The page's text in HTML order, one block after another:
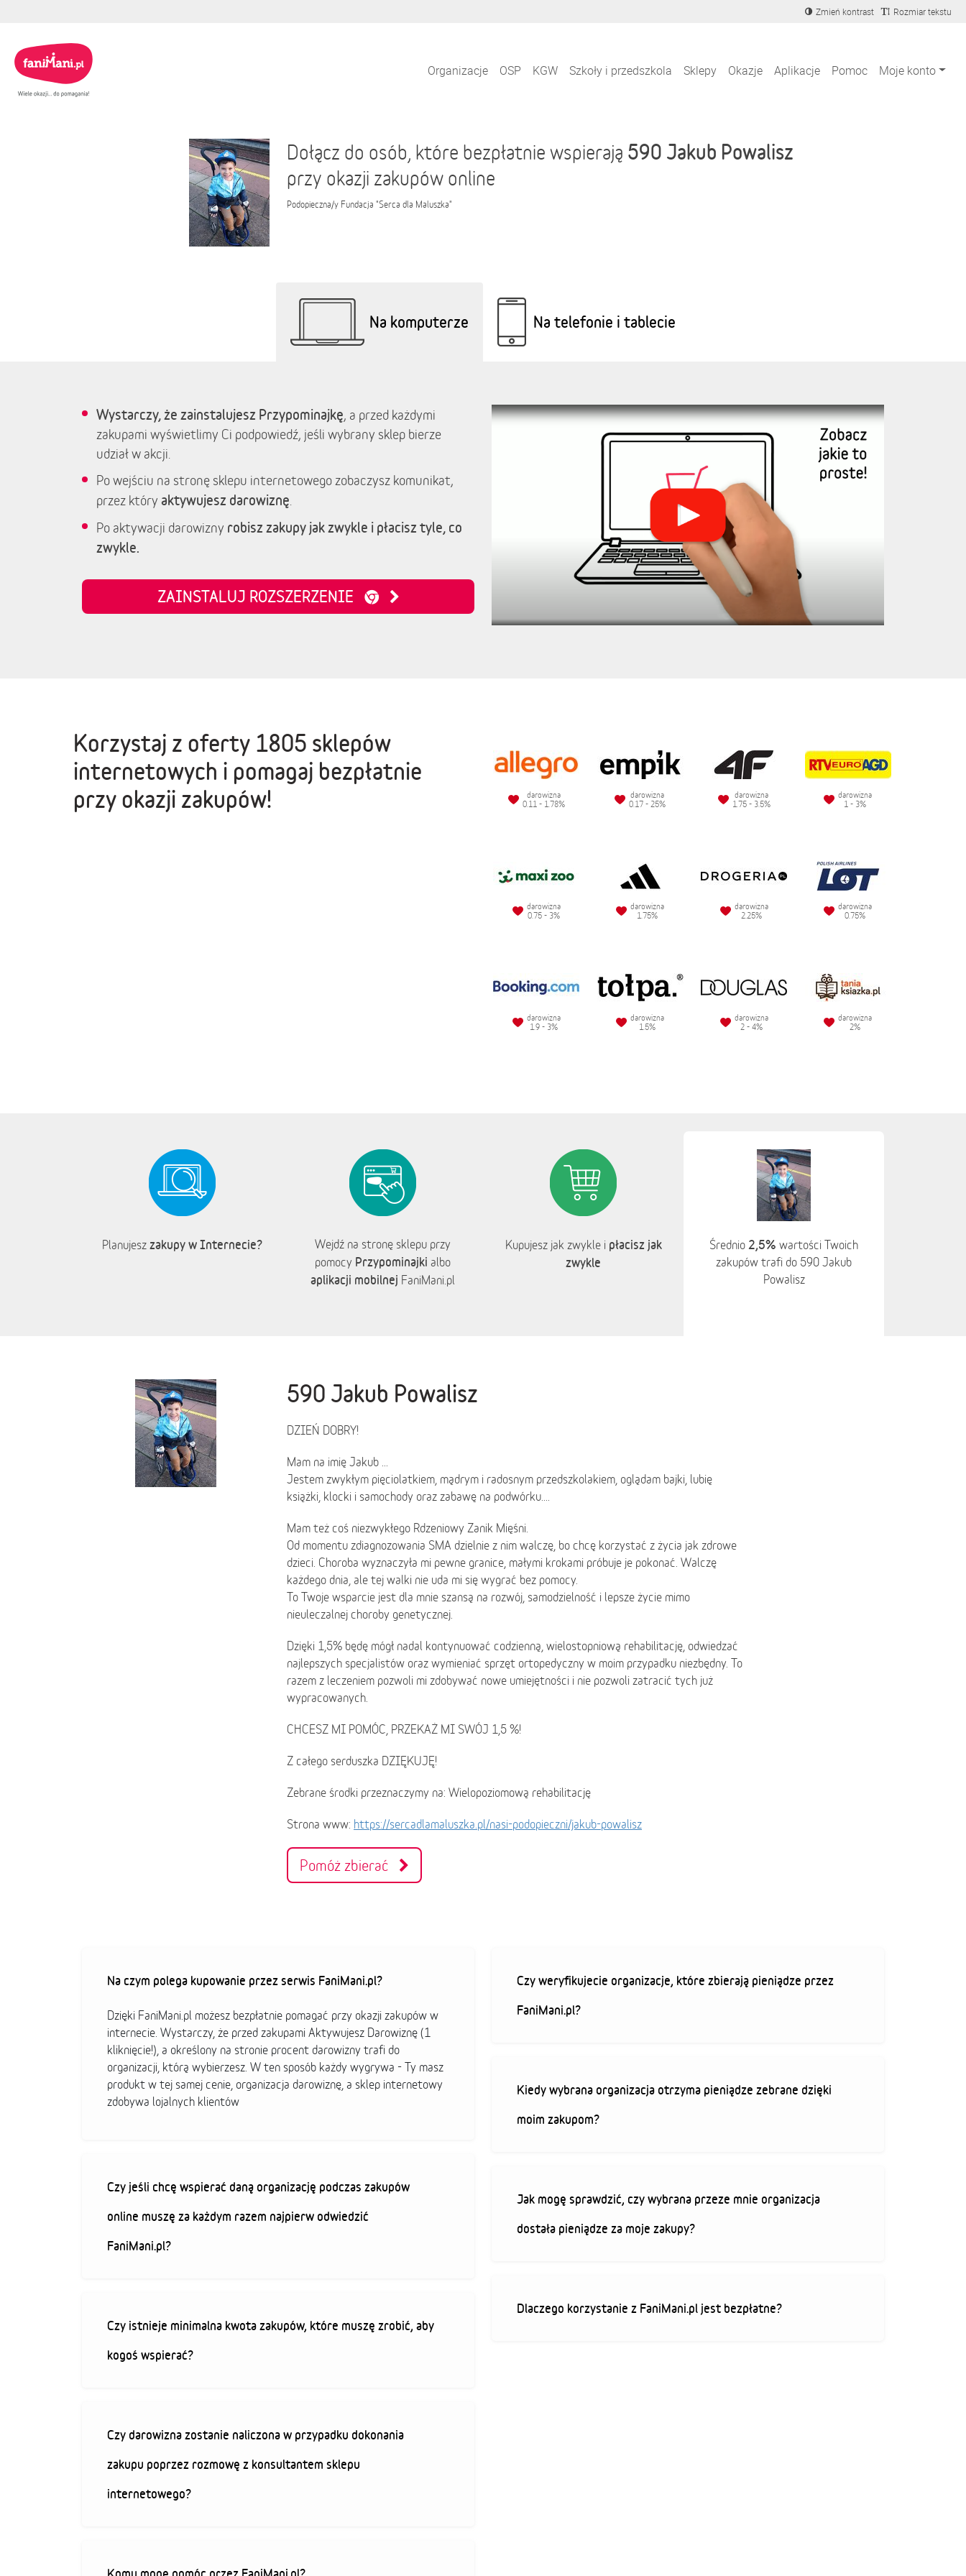
Zmień kontrast Rozmiar tekstu
Organizacje OSP KGW Szkoły i przedszkola Sklepy Okazje Aplikacje Pomoc Moje konto
Dołącz do osób, które bezpłatnie wspierają 590 Jakub Powalisz
przy okazji zakupów online
Podopieczna/y Fundacja "Serca dla Maluszka"
Na komputerze Na telefonie i tablecie
Wystarczy, że zainstalujesz Przypominajkę, a przed każdymi
zakupami wyświetlimy Ci podpowiedź, jeśli wybrany sklep bierze
udział w akcji.
Po wejściu na stronę sklepu internetowego zobaczysz komunikat,
przez który aktywujesz darowiznę
Po aktywacji darowizny robisz zakupy jak zwykle i płacisz tyle, co
zwykle.
ZAINSTALUJ ROZSZERZENIE
Korzystaj z oferty 1805 sklepów
internetowych i pomagaj bezpłatnie
przy okazji zakupów!
darowizna
0.11 - 1.78%
darowizna
0.17 - 25%
darowizna
1.75 - 3.5%
darowizna
1 - 3%
darowizna
0.75 - 3%
darowizna
1.75%
darowizna
2.25%
darowizna
0.75%
darowizna
1.9 - 3%
darowizna
1.5%
darowizna
2 - 4%
darowizna
2%
Planujesz zakupy w Internecie?
Wejdź na stronę sklepu przy
pomocy Przypominajki albo
aplikacji mobilnej FaniMani.pl
Kupujesz jak zwykle i płacisz jak
zwykle
Średnio 2,5% wartości Twoich
zakupów trafi do 590 Jakub
Powalisz
590 Jakub Powalisz
DZIEŃ DOBRY!
Mam na imię Jakub ...
Jestem zwykłym pięciolatkiem, mądrym i radosnym przedszkolakiem, oglądam bajki, lubię
książki, klocki i samochody oraz zabawę na podwórku....
Mam też coś niezwykłego Rdzeniowy Zanik Mięśni.
Od momentu zdiagnozowania SMA dzielnie z nim walczę, bo chcę korzystać z życia jak zdrowe
dzieci. Choroba wyznaczyła mi pewne granice, małymi krokami próbuje je pokonać. Walczę
każdego dnia, ale tej walki nie uda mi się wygrać bez pomocy.
To Twoje wsparcie jest dla mnie szansą na rozwój, samodzielność i lepsze życie mimo
nieuleczalnej choroby genetycznej.
Dzięki 1,5% będę mógł nadal kontynuować codzienną, wielostopniową rehabilitację, odwiedzać
najlepszych specjalistów oraz wymieniać sprzęt ortopedyczny w moim przypadku niezbędny. To
razem z leczeniem pozwoli mi zdobywać nowe umiejętności i nie pozwoli zatracić tych już
wypracowanych.
CHCESZ MI POMÓC, PRZEKAŻ MI SWÓJ 1,5 %!
Z całego serduszka DZIĘKUJĘ!
Zebrane środki przeznaczymy na: Wielopoziomową rehabilitację
Strona www: https://sercadlamaluszka.pl/nasi-podopieczni/jakub-powalisz
Pomóż zbierać
Na czym polega kupowanie przez serwis FaniMani.pl?
Dzięki FaniMani.pl możesz bezpłatnie pomagać przy okazji zakupów w
internecie. Wystarczy, że przed zakupami Aktywujesz Darowiznę (1
kliknięcie!), a określony na stronie procent darowizny trafi do
organizacji, którą wybierzesz. W ten sposób każdy wygrywa - Ty masz
produkt w tej samej cenie, organizacja darowiznę, a sklep internetowy
zdobywa lojalnych klientów
Czy jeśli chcę wspierać daną organizację podczas zakupów
online muszę za każdym razem najpierw odwiedzić
FaniMani.pl?
Czy istnieje minimalna kwota zakupów, które muszę zrobić, aby
kogoś wspierać?
Czy darowizna zostanie naliczona w przypadku dokonania
zakupu poprzez rozmowę z konsultantem sklepu
internetowego?
Komu mogę pomóc przez FaniMani.pl?
Czy weryfikujecie organizacje, które zbierają pieniądze przez
FaniMani.pl?
Kiedy wybrana organizacja otrzyma pieniądze zebrane dzięki
moim zakupom?
Jak mogę sprawdzić, czy wybrana przeze mnie organizacja
dostała pieniądze za moje zakupy?
Dlaczego korzystanie z FaniMani.pl jest bezpłatne?